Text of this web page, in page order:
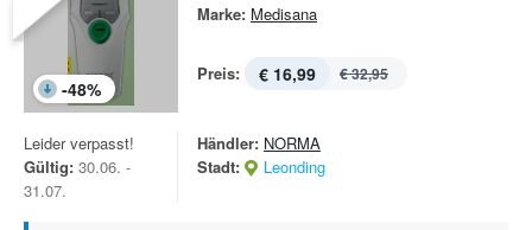
-48%
Marke: Medisana
Preis: € 16,99 € 32,95
Leider verpasst!
Gültig: 30.06. -
31.07.
Händler: NORMA
Stadt:
Leonding